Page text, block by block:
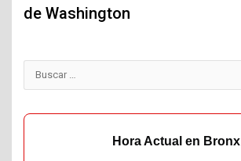
de Washington
Buscar:
Hora Actual en Bronx